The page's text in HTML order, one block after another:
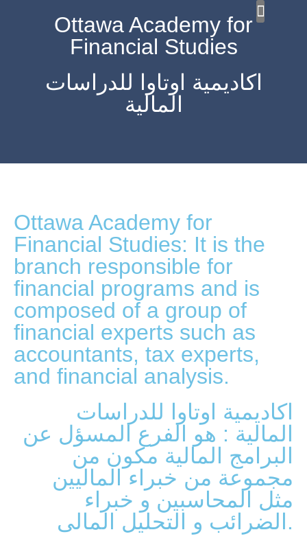
Ottawa Academy for
Financial Studies
اكاديمية اوتاوا للدراسات
المالية
Ottawa Academy for
Financial Studies: It is the
branch responsible for
financial programs and is
composed of a group of
financial experts such as
accountants, tax experts,
and financial analysis.
اكاديمية اوتاوا للدراسات
المالية : هو الفرع المسؤل عن
البرامج المالية مكون من
مجموعة من خبراء الماليين
مثل المحاسبين و خبراء
الضرائب و التحليل المالى.